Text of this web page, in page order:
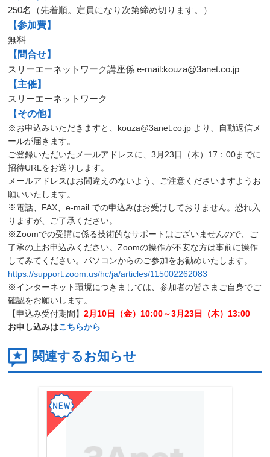
250名（先着順。定員になり次第締め切ります。）
【参加費】
無料
【問合せ】
スリーエーネットワーク講座係 e-mail:kouza@3anet.co.jp
【主催】
スリーエーネットワーク
【その他】
※お申込みいただきますと、kouza@3anet.co.jp より、自動返信メ
ールが届きます。
ご登録いただいたメールアドレスに、3月23日（木）17：00までに
招待URLをお送りします。
メールアドレスはお間違えのないよう、ご注意くださいますようお
願いいたします。
※電話、FAX、e-mail での申込みはお受けしておりません。恐れ入
りますが、ご了承ください。
※Zoomでの受講に係る技術的なサポートはございませんので、ご
了承の上お申込みください。Zoomの操作が不安な方は事前に操作
してみてください。パソコンからのご参加をお勧めいたします。
https://support.zoom.us/hc/ja/articles/115002262083
※インターネット環境につきましては、参加者の皆さまご自身でご
確認をお願いします。
【申込み受付期間】2月10日（金）10:00～3月23日（木）13:00
お申し込みはこちらから
関連するお知らせ